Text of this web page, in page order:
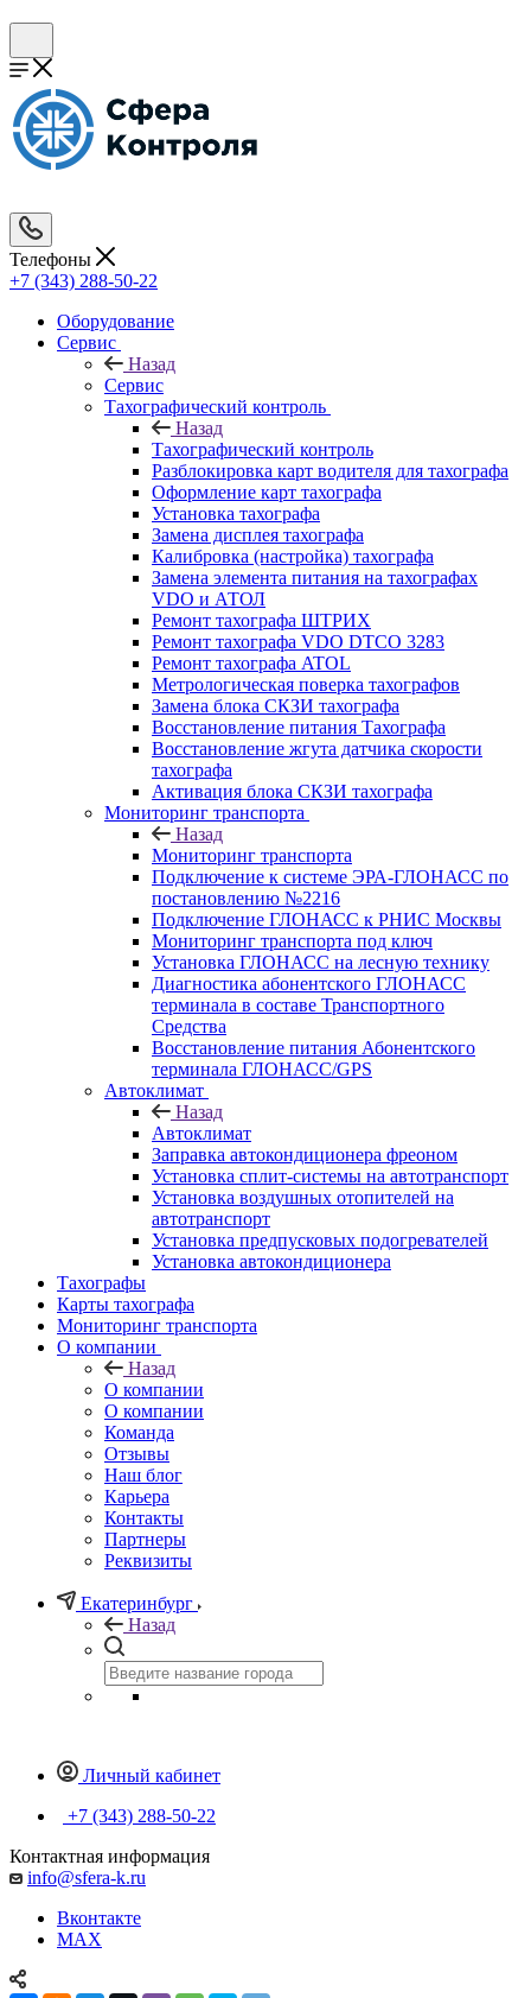
Телефоны
+7 (343) 288-50-22
Оборудование
Сервис
Назад
Сервис
Тахографический контроль
Назад
Тахографический контроль
Разблокировка карт водителя для тахографа
Оформление карт тахографа
Установка тахографа
Замена дисплея тахографа
Калибровка (настройка) тахографа
Замена элемента питания на тахографах
VDO и АТОЛ
Ремонт тахографа ШТРИХ
Ремонт тахографа VDO DTCO 3283
Ремонт тахографа ATOL
Метрологическая поверка тахографов
Замена блока СКЗИ тахографа
Восстановление питания Тахографа
Восстановление жгута датчика скорости
тахографа
Активация блока СКЗИ тахографа
Мониторинг транспорта
Назад
Мониторинг транспорта
Подключение к системе ЭРА-ГЛОНАСС по
постановлению №2216
Подключение ГЛОНАСС к РНИС Москвы
Мониторинг транспорта под ключ
Установка ГЛОНАСС на лесную технику
Диагностика абонентского ГЛОНАСС
терминала в составе Транспортного
Средства
Восстановление питания Абонентского
терминала ГЛОНАСС/GPS
Автоклимат
Назад
Автоклимат
Заправка автокондиционера фреоном
Установка сплит-системы на автотранспорт
Установка воздушных отопителей на
автотранспорт
Установка предпусковых подогревателей
Установка автокондиционера
Тахографы
Карты тахографа
Мониторинг транспорта
О компании
Назад
О компании
О компании
Команда
Отзывы
Наш блог
Карьера
Контакты
Партнеры
Реквизиты
Екатеринбург
Назад
Личный кабинет
+7 (343) 288-50-22
Контактная информация
info@sfera-k.ru
Вконтакте
MAX